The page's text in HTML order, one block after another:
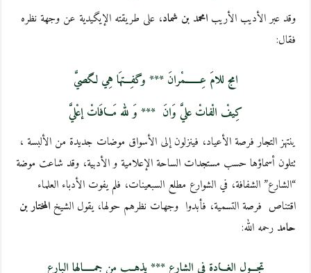
وقد عبر الأديب الأريبامحمد بن شماد، على طريقته الإيگيدية عن وجهة نظره
فقال:
امج للامَ عِـــــــمْرانَ *** وگفِـــتهَا هِي لگصيَّ
كِيفْ الْفاتْ عليَّ وَانَ *** وَ لله مَـــافَاتْ إعْليَّ
ينتهز التجار فرصة الأعياد، فينزلون إلى الأسواق موضات جديدة من الألبسة ،
تتلون أسماؤها حسب مستجدات الساحة الإعلامية و الأدبية، وقد شاعت موضة
“الشارع” الشفافة، في الشوارع مطلع السبعينات، فلم يفوت الأدباء العلماء
اقتناص فرصة التسمية، فأبدوا وجهات نظرهم حولها، يقول الشيخالمختار بن
حامد رحمه الله:
تجـــول الغـــادة في الشارع *** يذهــب من جمـــــالها البارع